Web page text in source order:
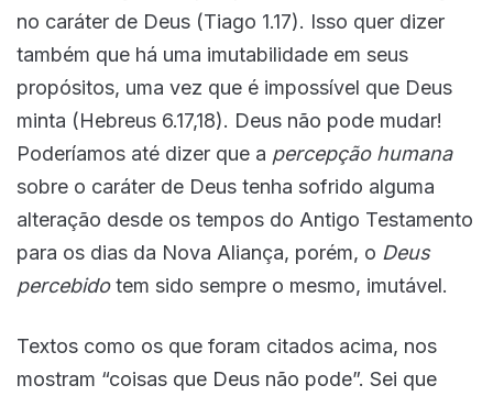
no caráter de Deus (Tiago 1.17). Isso quer dizer
também que há uma imutabilidade em seus
propósitos, uma vez que é impossível que Deus
minta (Hebreus 6.17,18). Deus não pode mudar!
Poderíamos até dizer que a percepção humana
sobre o caráter de Deus tenha sofrido alguma
alteração desde os tempos do Antigo Testamento
para os dias da Nova Aliança, porém, o Deus
percebidotem sido sempre o mesmo, imutável.
Textos como os que foram citados acima, nos
mostram “coisas que Deus não pode”. Sei que